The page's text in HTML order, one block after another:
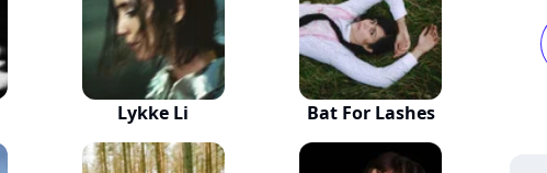
Lykke Li Bat For Lashes